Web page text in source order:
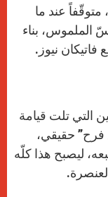
عند ما
الملموس، بناء
نيوز.
التي تلت قيامة
فرح” حقيقي،
ليصبح هذا كلّه